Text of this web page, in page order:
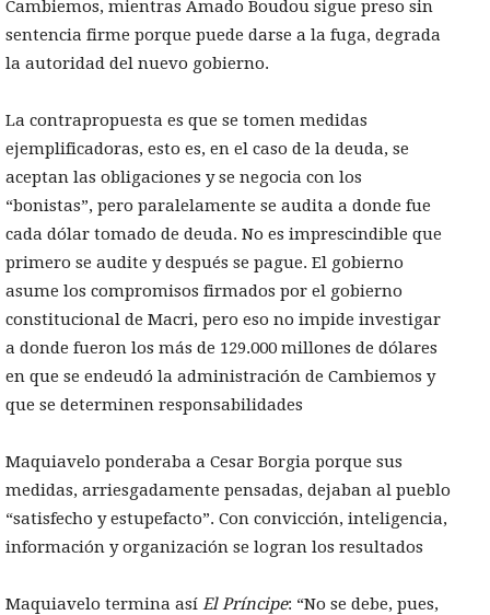
Cambiemos, mientras Amado Boudou sigue preso sin
sentencia firme porque puede darse a la fuga, degrada
la autoridad del nuevo gobierno.
La contrapropuesta es que se tomen medidas
ejemplificadoras, esto es, en el caso de la deuda, se
aceptan las obligaciones y se negocia con los
“bonistas”, pero paralelamente se audita a donde fue
cada dólar tomado de deuda. No es imprescindible que
primero se audite y después se pague. El gobierno
asume los compromisos firmados por el gobierno
constitucional de Macri, pero eso no impide investigar
a donde fueron los más de 129.000 millones de dólares
en que se endeudó la administración de Cambiemos y
que se determinen responsabilidades
Maquiavelo ponderaba a Cesar Borgia porque sus
medidas, arriesgadamente pensadas, dejaban al pueblo
“satisfecho y estupefacto”. Con convicción, inteligencia,
información y organización se logran los resultados
Maquiavelo termina así El Príncipe: “No se debe, pues,